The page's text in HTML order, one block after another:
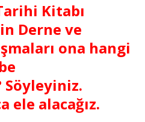
Kitabı
Derne ve
ona hangi
Söyleyiniz.
ele alacağız.